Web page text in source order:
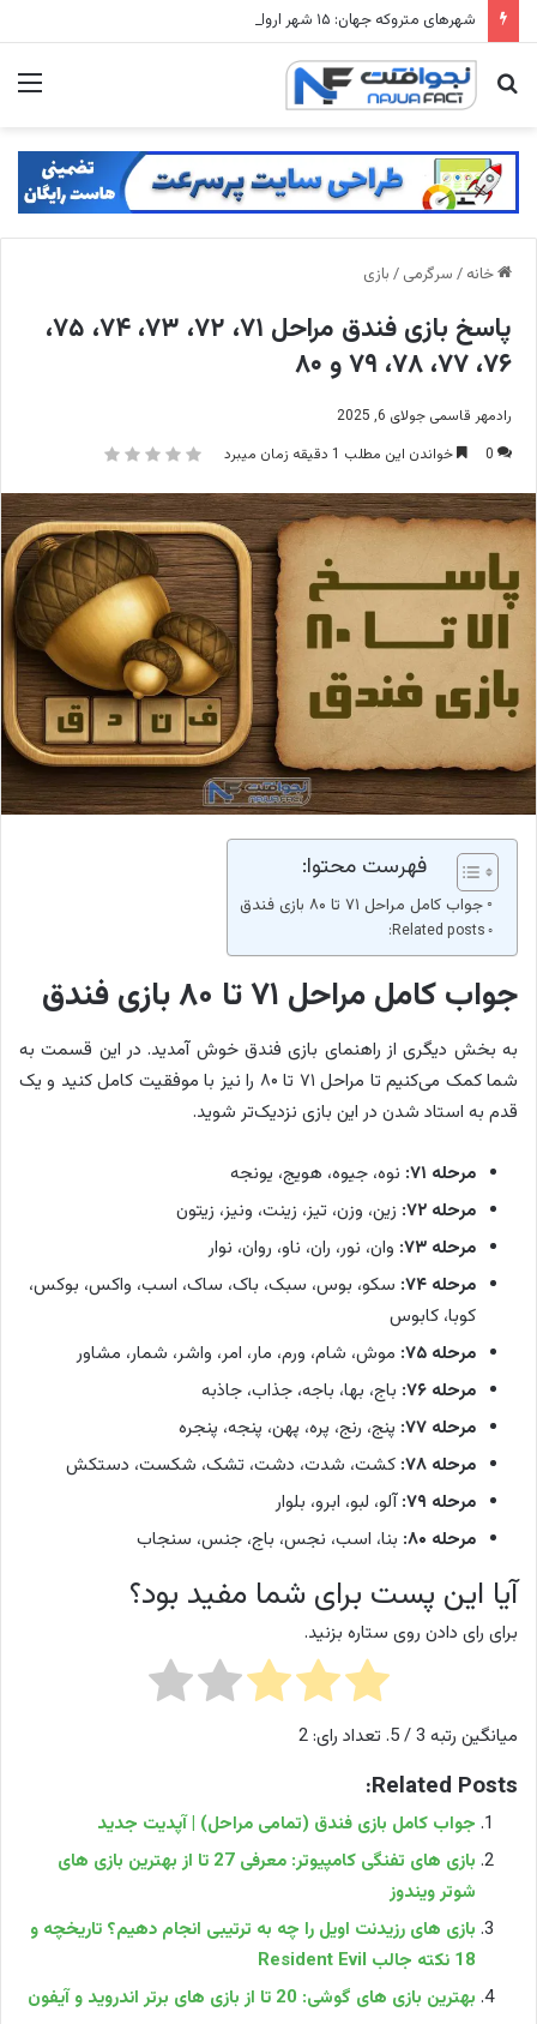
جستجو
خانه / سرگرمی / بازی
پاسخ بازی فندق مراحل ۷۱، ۷۲، ۷۳، ۷۴، ۷۵،
۷۶، ۷۷، ۷۸، ۷۹ و ۸۰
رادمهر قاسمی جولای 6, 2025
0
خواندن این مطلب 1 دقیقه زمان میبرد
فهرست محتوا:
جواب کامل مراحل ۷۱ تا ۸۰ بازی فندق
Related posts:
جواب کامل مراحل ۷۱ تا ۸۰ بازی فندق
به بخش دیگری از راهنمای بازی فندق خوش آمدید. در این قسمت به
شما کمک می‌کنیم تا مراحل ۷۱ تا ۸۰ را نیز با موفقیت کامل کنید و یک
قدم به استاد شدن در این بازی نزدیک‌تر شوید.
مرحله ۷۱:
نوه، جیوه، هویج، یونجه
مرحله ۷۲:
زین، وزن، تیز، زینت، ونیز، زیتون
مرحله ۷۳:
وان، نور، ران، ناو، روان، نوار
مرحله ۷۴:
سکو، بوس، سبک، باک، ساک، اسب، واکس، بوکس،
کوبا، کابوس
مرحله ۷۵:
موش، شام، ورم، مار، امر، واشر، شمار، مشاور
مرحله ۷۶:
باج، بها، باجه، جذاب، جاذبه
مرحله ۷۷:
پنج، رنج، پره، پهن، پنجه، پنجره
مرحله ۷۸:
کشت، شدت، دشت، تشک، شکست، دستکش
مرحله ۷۹:
آلو، لبو، ابرو، بلوار
مرحله ۸۰:
بنا، اسب، نجس، باج، جنس، سنجاب
آیا این پست برای شما مفید بود؟
برای رای دادن روی ستاره بزنید.
میانگین رتبه 3/ 5. تعداد رای: 2
Related Posts:
جواب کامل بازی فندق (تمامی مراحل) | آپدیت جدید
بازی های تفنگی کامپیوتر: معرفی 27 تا از بهترین بازی‌ های
شوتر ویندوز
بازی های رزیدنت اویل را چه به ترتیبی انجام دهیم؟ تاریخچه و
18 نکته جالب Resident Evil
بهترین بازی های گوشی: 20 تا از بازی های برتر اندروید و آیفون